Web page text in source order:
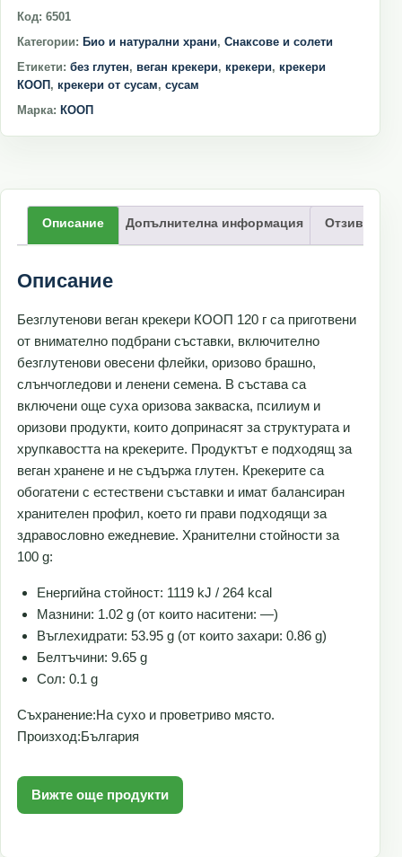
Код: 6501
Категории: Био и натурални храни, Снаксове и солети
Етикети: без глутен, веган крекери, крекери, крекери
КООП , крекери от сусам, сусам
Марка: КООП
Описание Допълнителна информация Отзиви (0)
Описание
Безглутенови веган крекери КООП 120 г са приготвени
от внимателно подбрани съставки, включително
безглутенови овесени флейки, оризово брашно,
слънчогледови и ленени семена. В състава са
включени още суха оризова закваска, псилиум и
оризови продукти, които допринасят за структурата и
хрупкавостта на крекерите. Продуктът е подходящ за
веган хранене и не съдържа глутен. Крекерите са
обогатени с естествени съставки и имат балансиран
хранителен профил, което ги прави подходящи за
здравословно ежедневие. Хранителни стойности за
100 g:
Енергийна стойност: 1119 kJ / 264 kcal
Мазнини: 1.02 g (от които наситени: —)
Въглехидрати: 53.95 g (от които захари: 0.86 g)
Белтъчини: 9.65 g
Сол: 0.1 g
Съхранение:На сухо и проветриво място.
Произход:България
Вижте още продукти